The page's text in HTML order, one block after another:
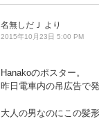
名無しだＪ より
2015年10月23日 5:00 PM
Hanakoのポスター。
昨日電車内の吊広告で
大人の男なのにこの髪